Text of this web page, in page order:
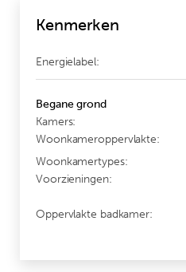
Kenmerken
Energielabel:
Begane grond
Kamers:
Woonkameroppervlakte:
Woonkamertypes:
Voorzieningen:
Oppervlakte badkamer: